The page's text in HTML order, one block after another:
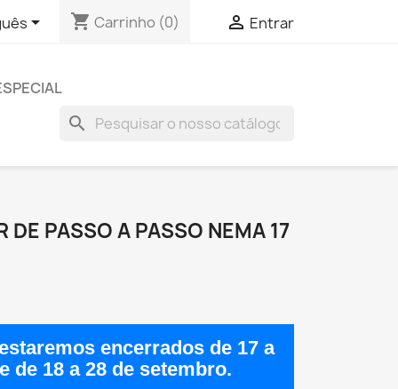
 shopping_cart Carrinho (0)  Entrar
search
DE PASSO A PASSO NEMA 17
encerrados de 17 a
de 18 a 28 de setembro.